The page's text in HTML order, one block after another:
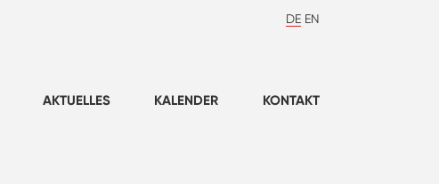
DE EN
AKTUELLES KALENDER KONTAKT